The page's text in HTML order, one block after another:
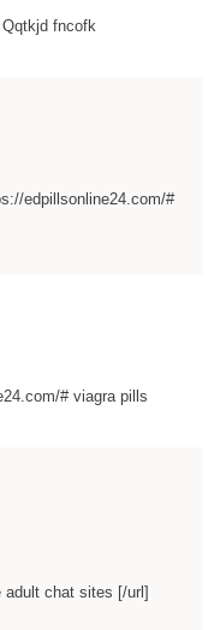
fncofk
edpillsonline24.com/#
# viagra pills
adult chat sites [/url]